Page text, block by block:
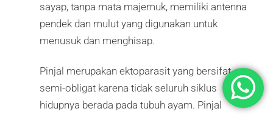
sayap, tanpa mata majemuk, memiliki antenna
pendek dan mulut yang digunakan untuk
menusuk dan menghisap.
Pinjal merupakan ektoparasit yang bersifat
semi-obligat karena tidak seluruh siklus
hidupnya berada pada tubuh ayam. Pinjal